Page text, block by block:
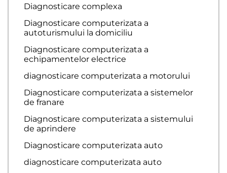
Diagnosticare complexa
Diagnosticare computerizata a
autoturismului la domiciliu
Diagnosticare computerizata a
echipamentelor electrice
diagnosticare computerizata a motorului
Diagnosticare computerizata a sistemelor
de franare
Diagnosticare computerizata a sistemului
de aprindere
Diagnosticare computerizata auto
diagnosticare computerizata auto